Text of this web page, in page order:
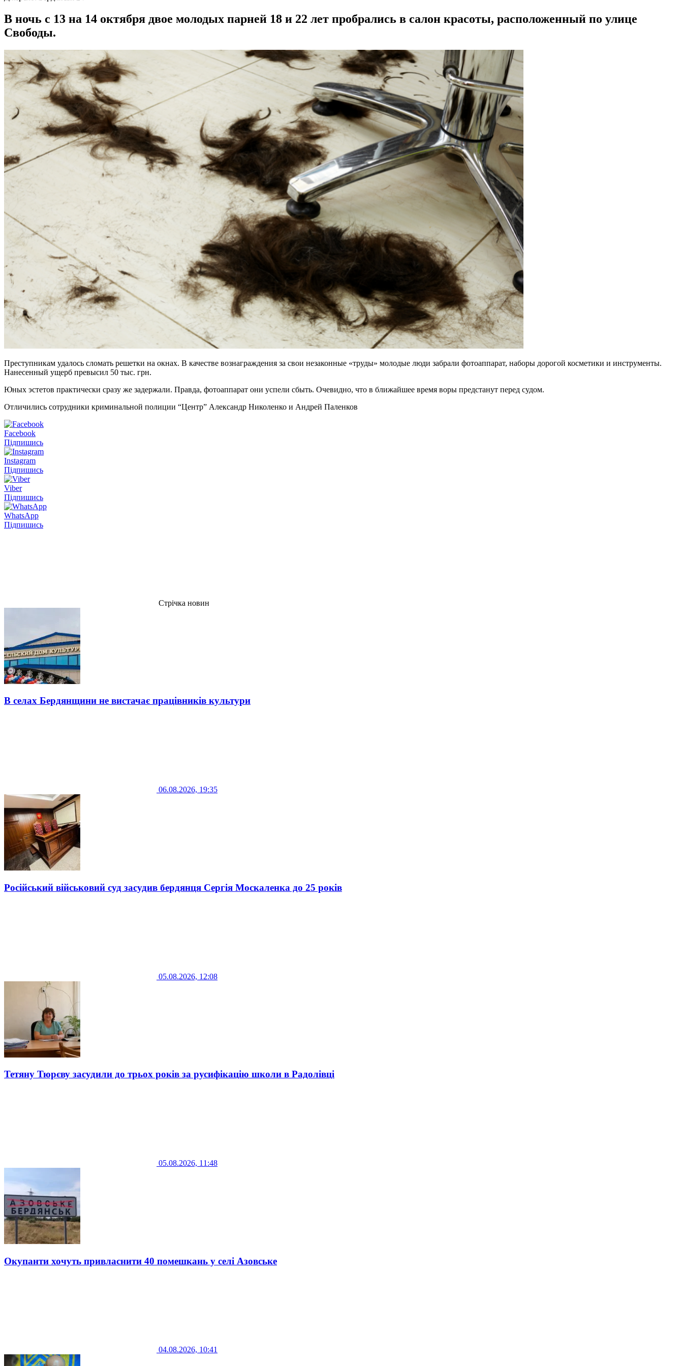
В ночь с 13 на 14 октября двое молодых парней 18 и 22 лет пробрались в салон красоты, расположенный по улице
Свободы.
Преступникам удалось сломать решетки на окнах. В качестве вознаграждения за свои незаконные «труды» молодые люди забрали фотоаппарат, наборы дорогой косметики и инструменты.
Нанесенный ущерб превысил 50 тыс. грн.
Юных эстетов практически сразу же задержали. Правда, фотоаппарат они успели сбыть. Очевидно, что в ближайшее время воры предстанут перед судом.
Отличились сотрудники криминальной полиции “Центр” Александр Николенко и Андрей Паленков
Facebook
Підпишись
Instagram
Підпишись
Viber
Підпишись
WhatsApp
Підпишись
Стрічка новин
В селах Бердянщини не вистачає працівників культури
06.08.2026, 19:35
Російський військовий суд засудив бердянця Сергія Москаленка до 25 років
05.08.2026, 12:08
Тетяну Тюрєву засудили до трьох років за русифікацію школи в Радолівці
05.08.2026, 11:48
Окупанти хочуть привласнити 40 помешкань у селі Азовське
04.08.2026, 10:41